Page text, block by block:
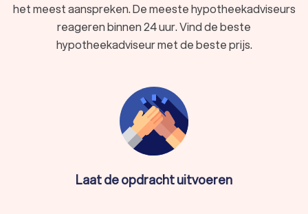
het meest aanspreken. De meeste hypotheekadviseurs
reageren binnen 24 uur. Vind de beste
hypotheekadviseur met de beste prijs.
Laat de opdracht uitvoeren